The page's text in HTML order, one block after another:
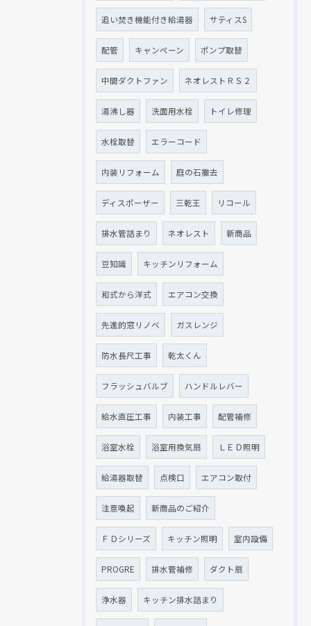
追い焚き機能付き給湯器 サティスS
配管 キャンペーン ポンプ取替
中間ダクトファン ネオレストＲＳ２
湯沸し器 洗面用水栓 トイレ修理
水栓取替 エラーコード
内装リフォーム 庭の石撤去
ディスポーザー 三乾王 リコール
排水管詰まり ネオレスト 新商品
豆知識 キッチンリフォーム
和式から洋式 エアコン交換
先進的窓リノベ ガスレンジ
防水長尺工事 乾太くん
フラッシュバルブ ハンドルレバー
給水直圧工事 内装工事 配管補修
浴室水栓 浴室用換気扇 ＬＥＤ照明
給湯器取替 点検口 エアコン取付
注意喚起 新商品のご紹介
ＦＤシリーズ キッチン照明 室内設備
PROGRE 排水管補修 ダクト扇
浄水器 キッチン排水詰まり